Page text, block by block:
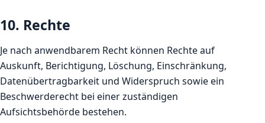
10. Rechte
Je nach anwendbarem Recht können Rechte auf
Auskunft, Berichtigung, Löschung, Einschränkung,
Datenübertragbarkeit und Widerspruch sowie ein
Beschwerderecht bei einer zuständigen
Aufsichtsbehörde bestehen.